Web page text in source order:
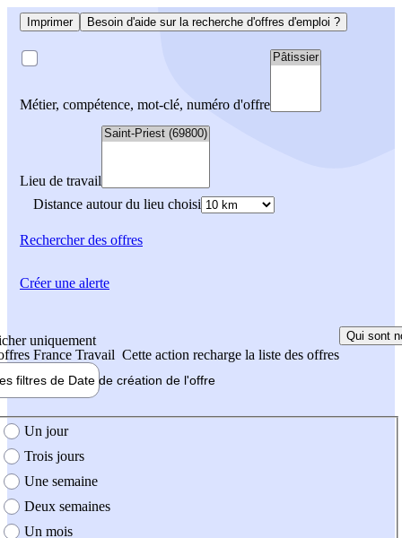
Imprimer Besoin d'aide sur la recherche d'offres d'emploi ?
Métier, compétence, mot-clé, numéro d'offre
Lieu de travail
Distance autour du lieu choisi
Rechercherdes offres
uniquement
France Travail Cette action recharge la liste des offres
Qui sont
filtres de Date de création de l'offre
création de l'offre
Un jour
Trois jours
Une semaine
Deux semaines
Un mois
Créer une alerte